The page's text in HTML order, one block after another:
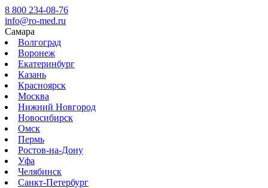
8 800 234-08-76
info@ro-med.ru
Самара
Волгоград
Воронеж
Екатеринбург
Казань
Красноярск
Москва
Нижний Новгород
Новосибирск
Омск
Пермь
Ростов-на-Дону
Уфа
Челябинск
Санкт-Петербург